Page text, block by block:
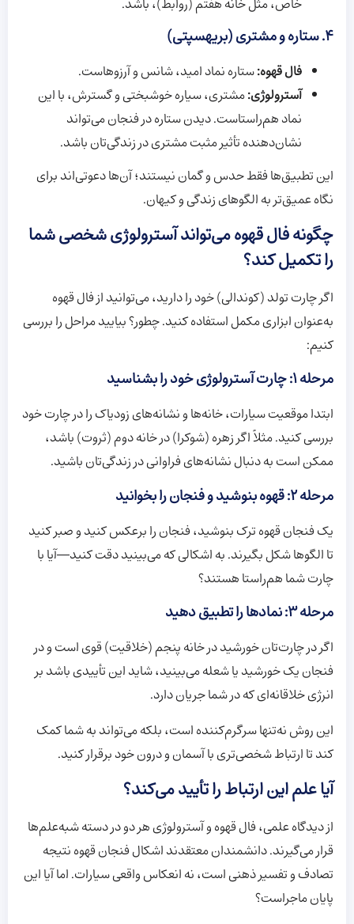
خاص، مثل خانه هفتم (روابط)، باشد.
4. ستاره و مشتری (بریهسپتی)
فال قهوه:ستاره نماد امید، شانس و آرزوهاست.
آسترولوژی:مشتری، سیاره خوشبختی و گسترش، با این
نماد هم‌راستاست. دیدن ستاره در فنجان می‌تواند
نشان‌دهنده تأثیر مثبت مشتری در زندگی‌تان باشد.
این تطبیق‌ها فقط حدس و گمان نیستند؛ آن‌ها دعوتی‌اند برای
نگاه عمیق‌تر به الگوهای زندگی و کیهان.
چگونه فال قهوه می‌تواند آسترولوژی شخصی شما
را تکمیل کند؟
اگر چارت تولد (کوندالی) خود را دارید، می‌توانید از فال قهوه
به‌عنوان ابزاری مکمل استفاده کنید. چطور؟ بیایید مراحل را بررسی
کنیم:
مرحله ۱: چارت آسترولوژی خود را بشناسید
ابتدا موقعیت سیارات، خانه‌ها و نشانه‌های زودیاک را در چارت خود
بررسی کنید. مثلاً اگر زهره (شوکرا) در خانه دوم (ثروت) باشد،
ممکن است به دنبال نشانه‌های فراوانی در زندگی‌تان باشید.
مرحله ۲: قهوه بنوشید و فنجان را بخوانید
یک فنجان قهوه ترک بنوشید، فنجان را برعکس کنید و صبر کنید
تا الگوها شکل بگیرند. به اشکالی که می‌بینید دقت کنید—آیا با
چارت شما هم‌راستا هستند؟
مرحله ۳: نمادها را تطبیق دهید
اگر در چارت‌تان خورشید در خانه پنجم (خلاقیت) قوی است و در
فنجان یک خورشید یا شعله می‌بینید، شاید این تأییدی باشد بر
انرژی خلاقانه‌ای که در شما جریان دارد.
این روش نه‌تنها سرگرم‌کننده است، بلکه می‌تواند به شما کمک
کند تا ارتباط شخصی‌تری با آسمان و درون خود برقرار کنید.
آیا علم این ارتباط را تأیید می‌کند؟
از دیدگاه علمی، فال قهوه و آسترولوژی هر دو در دسته شبه‌علم‌ها
قرار می‌گیرند. دانشمندان معتقدند اشکال فنجان قهوه نتیجه
تصادف و تفسیر ذهنی است، نه انعکاس واقعی سیارات. اما آیا این
پایان ماجراست؟